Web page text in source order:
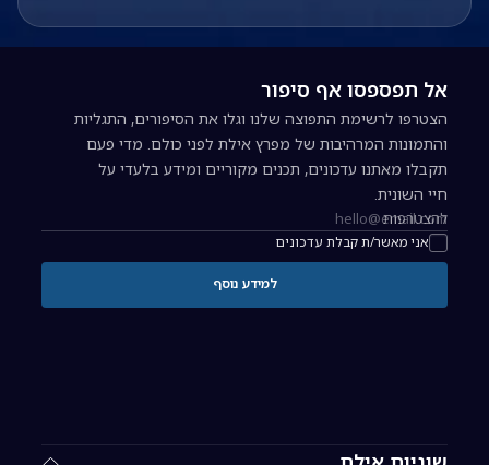
אל תפספסו אף סיפור
הצטרפו לרשימת התפוצה שלנו וגלו את הסיפורים, התגליות
והתמונות המרהיבות של מפרץ אילת לפני כולם. מדי פעם
תקבלו מאתנו עדכונים, תכנים מקוריים ומידע בלעדי על
חיי השונית.
כתובת אימייל להרשמה לניוזלטר
אני מאשר/ת קבלת עדכונים
להצטרפות
למידע נוסף